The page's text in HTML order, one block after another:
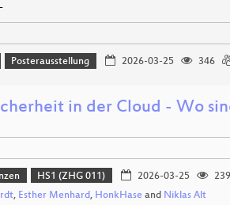
Posterausstellung 2026-03-25 346
in der Cloud - Wo
HS1 (ZHG 011) 2026-03-25
239
, Esther Menhard, HonkHase and Niklas Alt